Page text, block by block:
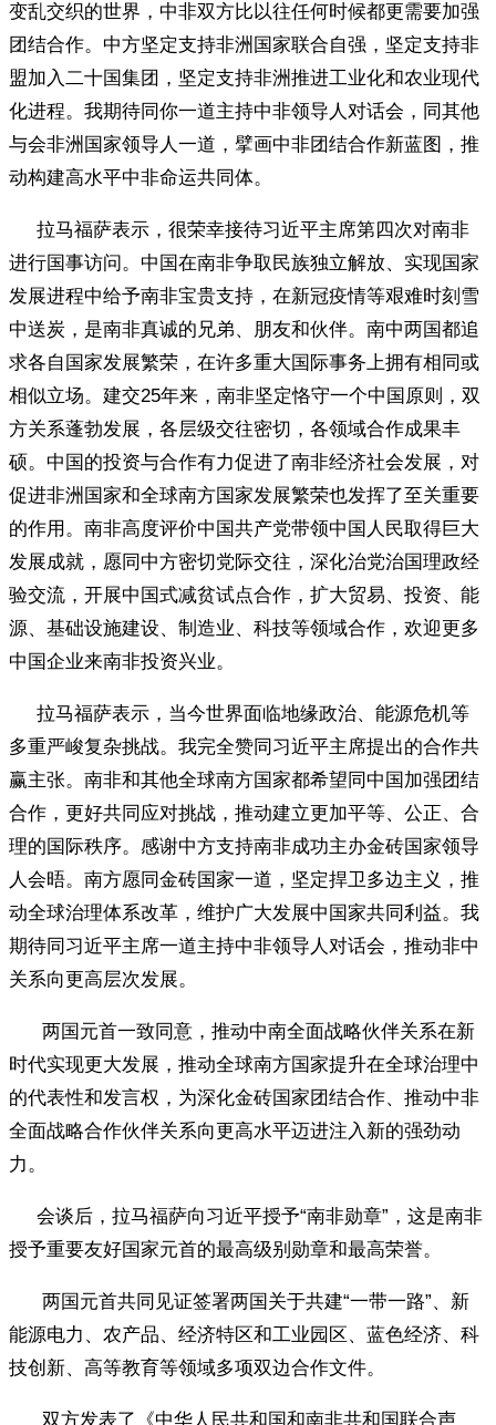
变乱交织的世界，中非双方比以往任何时候都更需要加强
团结合作。中方坚定支持非洲国家联合自强，坚定支持非
盟加入二十国集团，坚定支持非洲推进工业化和农业现代
化进程。我期待同你一道主持中非领导人对话会，同其他
与会非洲国家领导人一道，擘画中非团结合作新蓝图，推
动构建高水平中非命运共同体。
拉马福萨表示，很荣幸接待习近平主席第四次对南非
进行国事访问。中国在南非争取民族独立解放、实现国家
发展进程中给予南非宝贵支持，在新冠疫情等艰难时刻雪
中送炭，是南非真诚的兄弟、朋友和伙伴。南中两国都追
求各自国家发展繁荣，在许多重大国际事务上拥有相同或
相似立场。建交25年来，南非坚定恪守一个中国原则，双
方关系蓬勃发展，各层级交往密切，各领域合作成果丰
硕。中国的投资与合作有力促进了南非经济社会发展，对
促进非洲国家和全球南方国家发展繁荣也发挥了至关重要
的作用。南非高度评价中国共产党带领中国人民取得巨大
发展成就，愿同中方密切党际交往，深化治党治国理政经
验交流，开展中国式减贫试点合作，扩大贸易、投资、能
源、基础设施建设、制造业、科技等领域合作，欢迎更多
中国企业来南非投资兴业。
拉马福萨表示，当今世界面临地缘政治、能源危机等
多重严峻复杂挑战。我完全赞同习近平主席提出的合作共
赢主张。南非和其他全球南方国家都希望同中国加强团结
合作，更好共同应对挑战，推动建立更加平等、公正、合
理的国际秩序。感谢中方支持南非成功主办金砖国家领导
人会晤。南方愿同金砖国家一道，坚定捍卫多边主义，推
动全球治理体系改革，维护广大发展中国家共同利益。我
期待同习近平主席一道主持中非领导人对话会，推动非中
关系向更高层次发展。
两国元首一致同意，推动中南全面战略伙伴关系在新
时代实现更大发展，推动全球南方国家提升在全球治理中
的代表性和发言权，为深化金砖国家团结合作、推动中非
全面战略合作伙伴关系向更高水平迈进注入新的强劲动
力。
会谈后，拉马福萨向习近平授予“南非勋章”，这是南非
授予重要友好国家元首的最高级别勋章和最高荣誉。
两国元首共同见证签署两国关于共建“一带一路”、新
能源电力、农产品、经济特区和工业园区、蓝色经济、科
技创新、高等教育等领域多项双边合作文件。
双方发表了《中华人民共和国和南非共和国联合声